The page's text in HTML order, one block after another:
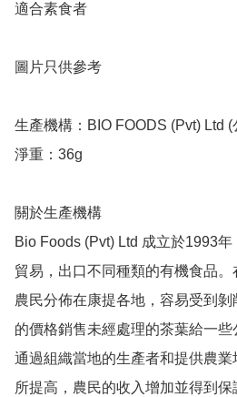
適合素食者
圖片只供參考
生產機構：BIO FOODS (Pvt) Ltd
淨重：36g
關於生產機構
Bio Foods (Pvt) Ltd 成立於1993
貿易，出口不同種類的有機食品
農民分佈在康提各地，容易受到
的價格銷售未經處理的茶葉給一些
通過組織當地的生產者和提供農
所提高，農民的收入增加並得到